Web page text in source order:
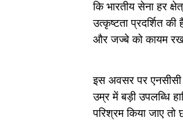
कि भारतीय सेना हर
उत्कृष्टता प्रदर्शित
और जज्बे को कायम
इस अवसर पर एनसीसी
उम्र में बड़ी उपलब्धि
परिश्रम किया जाए